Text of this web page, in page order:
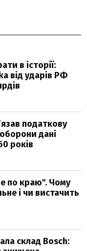
в історії:
від ударів РФ
податкову
дані
років
по краю". Чому
і чи вистачить
склад Bosch: